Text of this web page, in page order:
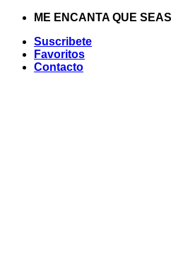
Saltar
contenido
ME ENCANTA QUE
Suscribete
Favoritos
Contacto